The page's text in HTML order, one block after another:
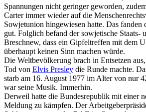
Spannungen nicht geringer geworden,
Carter immer wieder auf die
Sowjetunion hingewiesen hatte. Das fanden
gut. Folglich befand der sowjetische Staats-
Breschnew, dass ein Gipfeltreffen mit dem
überhaupt keinen Sinn machen würde.
Die Weltbevölkerung brach in Entsetzen
Tod von Elvis Presley die Runde machte.
starb am 16. August 1977 im Alter von nur
war seine Musik. Immerhin.
Derweil hatte die Bundesrepublik mit einer
Meldung zu kämpfen. Der